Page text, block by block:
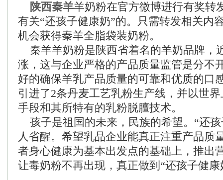
陕西秦羊羊奶粉在官方微博进行有奖转
有关“还孩子健康奶”的。只需转发相关内
机会获得秦羊全脂袋装奶粉。
秦羊羊奶粉是陕西省着名的羊奶品牌，
涨，这与企业严格的产品质量监管是分不
好的确保羊乳产品质量的可靠和优质的口
引进了2条丹麦工艺乳粉生产线，并以世
手段和其所特有的乳粉脱膻技术。
孩子是祖国的未来，民族的希望。“还
人省醒。希望乳品企业能真正注重产品质
者身心健康为基本出发点的基础上，推出
让毒奶粉不再出现，真正做到“还孩子健康